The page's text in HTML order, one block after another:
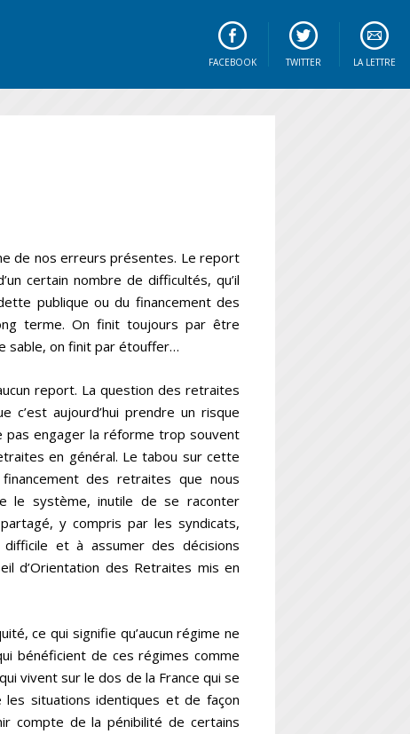
LA LETTRE
TWITTER
FACEBOOK
de nos erreurs présentes. Le report
certain nombre de difficultés, qu’il
publique ou du financement des
terme. On finit toujours par être
sable, on finit par étouffer…
report. La question des retraites
c’est aujourd’hui prendre un risque
pas engager la réforme trop souvent
en général. Le tabou sur cette
des retraites que nous
le système, inutile de se raconter
y compris par les syndicats,
et à assumer des décisions
d’Orientation des Retraites mis en
ce qui signifie qu’aucun régime ne
bénéficient de ces régimes comme
vivent sur le dos de la France qui se
situations identiques et de façon
compte de la pénibilité de certains